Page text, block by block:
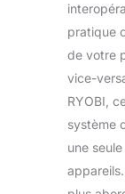
pratique
de votre
vice-
RYOBI,
système
une